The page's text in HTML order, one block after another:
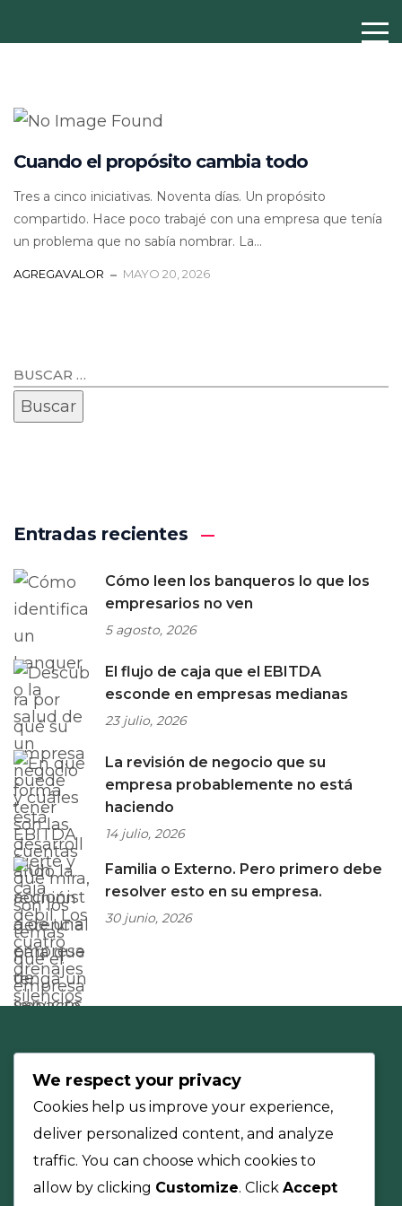
Cuando el propósito cambia todo
Tres a cinco iniciativas. Noventa días. Un propósito
compartido. Hace poco trabajé con una empresa que tenía
un problema que no sabía nombrar. La...
AGREGAVALOR MAYO 20, 2026
Entradas recientes
Cómo leen los banqueros lo que los
empresarios no ven
5 agosto, 2026
El flujo de caja que el EBITDA
esconde en empresas medianas
23 julio, 2026
La revisión de negocio que su
empresa probablemente no está
haciendo
14 julio, 2026
Familia o Externo. Pero primero debe
resolver esto en su empresa.
30 junio, 2026
We respect your privacy
Cookies help us improve your experience,
deliver personalized content, and analyze
traffic. You can choose which cookies to
allow by clicking Customize. Click Accept